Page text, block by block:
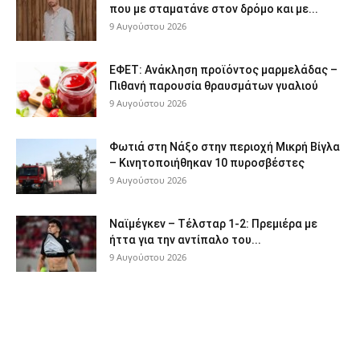
που με σταματάνε στον δρόμο και με...
9 Αυγούστου 2026
ΕΦΕΤ: Ανάκληση προϊόντος μαρμελάδας –
Πιθανή παρουσία θραυσμάτων γυαλιού
9 Αυγούστου 2026
Φωτιά στη Νάξο στην περιοχή Μικρή Βίγλα
– Κινητοποιήθηκαν 10 πυροσβέστες
9 Αυγούστου 2026
Ναϊμέγκεν – Τέλσταρ 1-2: Πρεμιέρα με
ήττα για την αντίπαλο του...
9 Αυγούστου 2026